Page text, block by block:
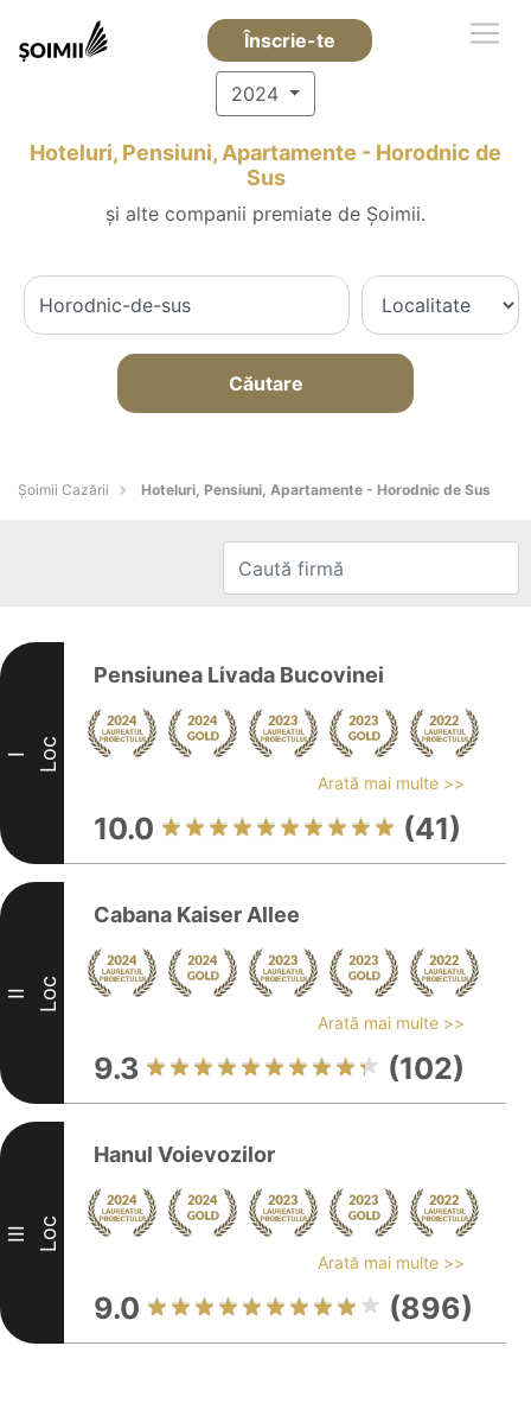
Înscrie-te
2024
Hoteluri, Pensiuni, Apartamente - Horodnic de
Sus
și alte companii premiate de Șoimii.
Căutare
Șoimii Cazării Hoteluri, Pensiuni, Apartamente - Horodnic de Sus
I Loc
Pensiunea Livada Bucovinei
Arată mai multe >>
10.0 (41)
II Loc
Cabana Kaiser Allee
Arată mai multe >>
9.3 (102)
III Loc
Hanul Voievozilor
Arată mai multe >>
9.0 (896)